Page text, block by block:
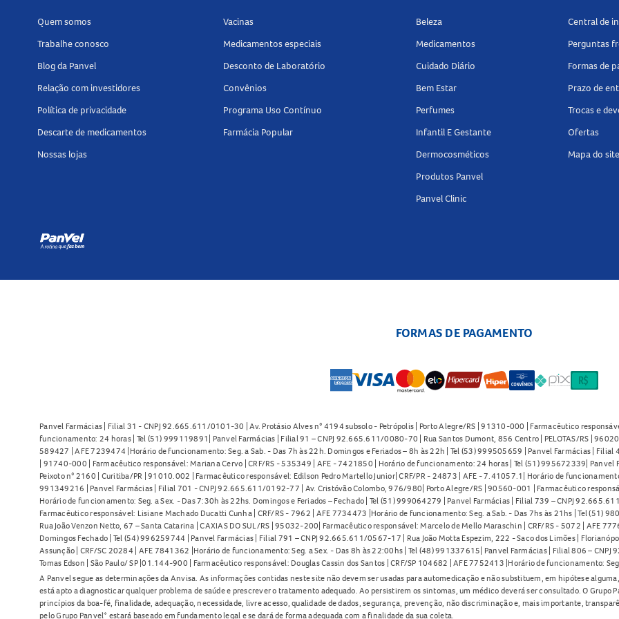
Quem somos
Trabalhe conosco
Blog da Panvel
Relação com investidores
Política de privacidade
Descarte de medicamentos
Nossas lojas
Vacinas
Medicamentos especiais
Desconto de Laboratório
Convênios
Programa Uso Contínuo
Farmácia Popular
Beleza
Medicamentos
Cuidado Diário
Bem Estar
Perfumes
Infantil E Gestante
Dermocosméticos
Produtos Panvel
Panvel Clinic
Central de
Perguntas
Formas de
Prazo de
Trocas e
Ofertas
Mapa do site
FORMAS DE PAGAMENTO
Panvel Farmácias | Filial 31 - CNPJ 92.665.611/0101-30 | Av. Protásio Alves n° 4194 subsolo - Petrópolis | Porto Alegre/RS | 91310-000 | Farmacêutico
funcionamento: 24 horas | Tel (51) 999119891| Panvel Farmácias | Filial 91 – CNPJ 92.665.611/0080-70 | Rua Santos Dumont, 856 Centro | PELOTAS/RS |
589427 | AFE 7239474 |Horário de funcionamento: Seg. a Sab. - Das 7h às 22h. Domingos e Feriados – 8h às 22h | Tel (53) 999505659 | Panvel Farmácias |
| 91740-000 | Farmacêutico responsável: Mariana Cervo | CRF/RS - 535349 | AFE - 7421850 | Horário de funcionamento: 24 horas | Tel (51) 995672339|
Peixoto n° 2160 | Curitiba/PR | 91010.002 | Farmacêutico responsável: Edilson Pedro Martello Junior| CRF/PR - 24873 | AFE - 7.41057.1| Horário de
991349216 | Panvel Farmácias | Filial 701 - CNPJ 92.665.611/0192-77 | Av. Cristóvão Colombo, 976/980| Porto Alegre/RS | 90560-001 | Farmacêutico
Horário de funcionamento: Seg. a Sex. - Das 7:30h às 22hs. Domingos e Feriados – Fechado | Tel (51) 999064279 | Panvel Farmácias | Filial 739 – CNPJ
Farmacêutico responsável: Lisiane Machado Ducatti Cunha | CRF/RS - 7962 | AFE 7734473 |Horário de funcionamento: Seg. a Sab. - Das 7hs às 21hs | Tel (51)
Rua João Venzon Netto, 67 – Santa Catarina | CAXIAS DO SUL/RS | 95032-200| Farmacêutico responsável: Marcelo de Mello Maraschin | CRF/RS - 5072 | AFE
Domingos Fechado | Tel (54) 996259744 | Panvel Farmácias | Filial 791 – CNPJ 92.665.611/0567-17 | Rua João Motta Espezim, 222 - Saco dos Limões |
Assunção | CRF/SC 20284 | AFE 7841362 |Horário de funcionamento: Seg. a Sex. - Das 8h às 22:00hs | Tel (48) 991337615| Panvel Farmácias | Filial 806 –
Tomas Edson | São Paulo/ SP |01.144-900 | Farmacêutico responsável: Douglas Cassin dos Santos | CRF/SP 104682 | AFE 7752413 |Horário de funcionamento:
A Panvel segue as determinações da Anvisa. As informações contidas neste site não devem ser usadas para automedicação e não substituem, em hipótese
está apto a diagnosticar qualquer problema de saúde e prescrever o tratamento adequado. Ao persistirem os sintomas, um médico deverá ser consultado. O Grupo
princípios da boa-fé, finalidade, adequação, necessidade, livre acesso, qualidade de dados, segurança, prevenção, não discriminação e, mais importante,
pelo Grupo Panvel* estará baseado em fundamento legal e se dará de forma adequada com a finalidade da sua coleta.